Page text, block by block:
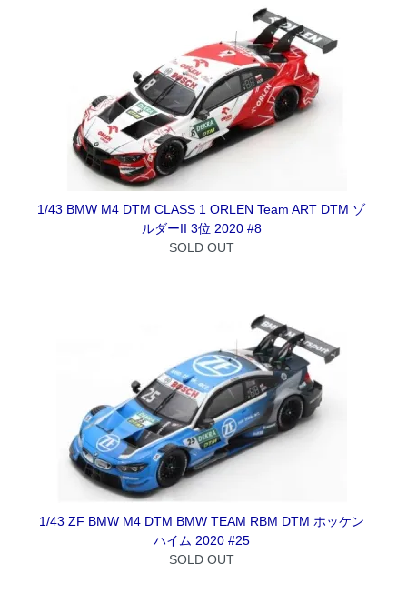
1/43 BMW M4 DTM CLASS 1 ORLEN Team ART DTM ゾ
ルダーII 3位 2020 #8
SOLD OUT
1/43 ZF BMW M4 DTM BMW TEAM RBM DTM ホッケン
ハイム 2020 #25
SOLD OUT